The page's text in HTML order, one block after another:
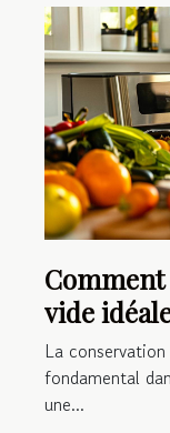
vide
La
fondamental
une...